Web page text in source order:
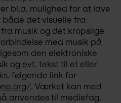
bl.a. mulighed for at lave
det visuelle fra
musik og det kropslige
med musik på
den elektroniske
og evt. tekst til et eller
følgende link for
. Værket kan med